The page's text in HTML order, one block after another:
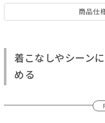
商品仕
着こなしやシーン
める